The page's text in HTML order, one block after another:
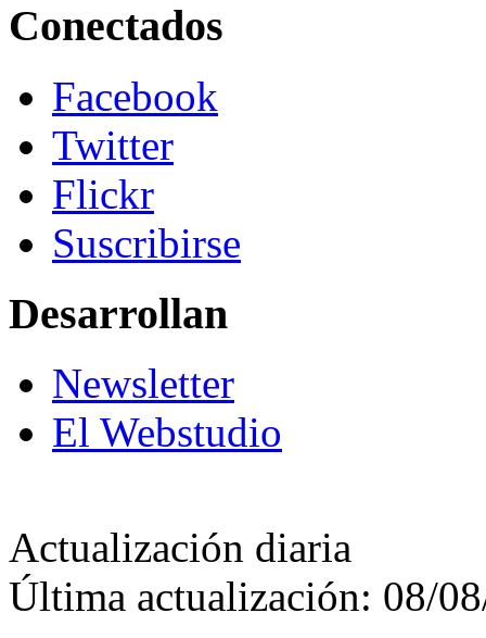
Conectados
Facebook
Twitter
Flickr
Suscribirse
Desarrollan
Newsletter
El Webstudio
Actualización diaria
Última actualización: 08/